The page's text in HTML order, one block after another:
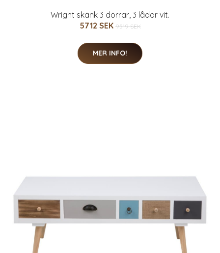
Wright skänk 3 dörrar, 3 lådor vit.
5712 SEK 9519 SEK
MER INFO!